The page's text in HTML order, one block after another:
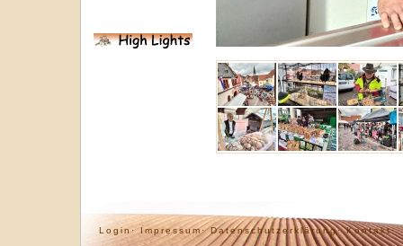
Login· Impressum· Datenschutzerklärung· Kontakt·